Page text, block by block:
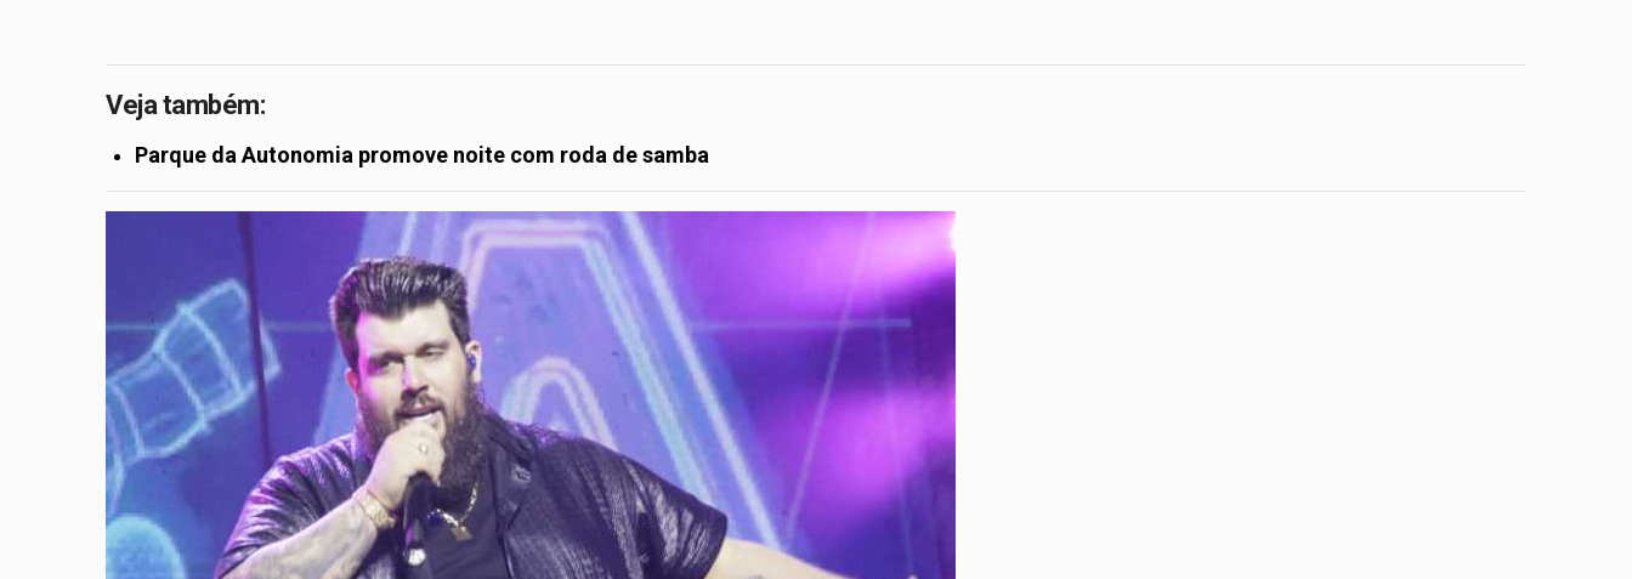
Veja também:
Parque da Autonomia promove noite com roda de samba